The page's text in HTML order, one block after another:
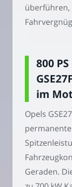
überführen,
800
im
Opels
Geraden.